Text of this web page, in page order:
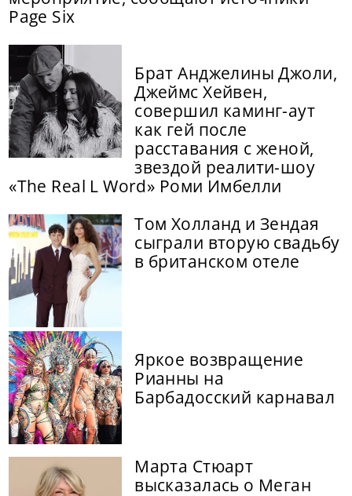
Page Six
Брат Анджелины Джоли,
Джеймс Хейвен,
совершил каминг-аут
как гей после
расставания с женой,
звездой реалити-шоу
«The Real L Word» Роми Имбелли
Том Холланд и Зендая
сыграли вторую свадьбу
в британском отеле
Яркое возвращение
Рианны на
Барбадосский карнавал
Марта Стюарт
высказалась о Меган